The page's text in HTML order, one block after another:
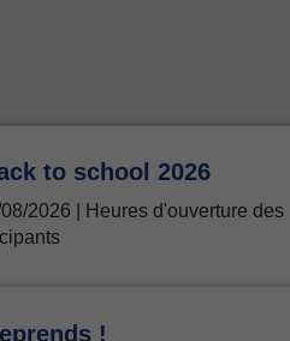
to school 2026
2026 | Heures d'ouverture des
!